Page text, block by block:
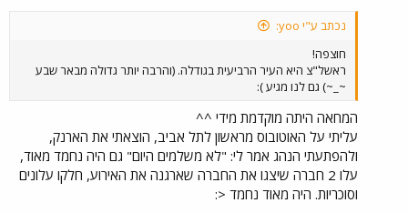
נכתב ע"י yoo:
חוצפה!
ראשל"צ היא העיר הרביעית בגודלה. (והרבה יותר גדולה מבאר שבע
~_~) גם לנו מגיע ):
המחאה היתה מוקדמת מידי ^^
עליתי על האוטובוס מראשון לתל אביב, הוצאתי את הארנק,
ולהפתעתי הנהג אמר לי: "לא משלמים היום" גם היה נחמד מאוד,
עלו 2 חברה שיצגו את החברה שארגנה את האירוע, חלקו עלונים
וסוכריות. היה מאוד נחמד <: